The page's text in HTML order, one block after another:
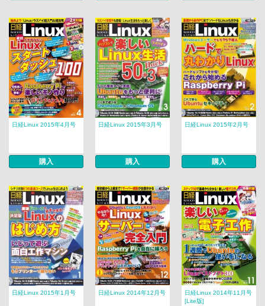
日経Linux 2015年4月号
購入
日経Linux 2015年3月号
購入
日経Linux 2015年2月号
購入
日経Linux 2015年1月号 日経Linux 2014年12月号
日経Linux 2014年11月号
[Lite版]